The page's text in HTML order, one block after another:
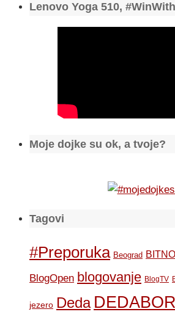
Lenovo Yoga 510,
Moje dojke su ok, a tvoje?
Tagovi
#Preporuka Beograd BITNO
BlogOpen blogovanje BlogTV
jezero Deda DEDABOR